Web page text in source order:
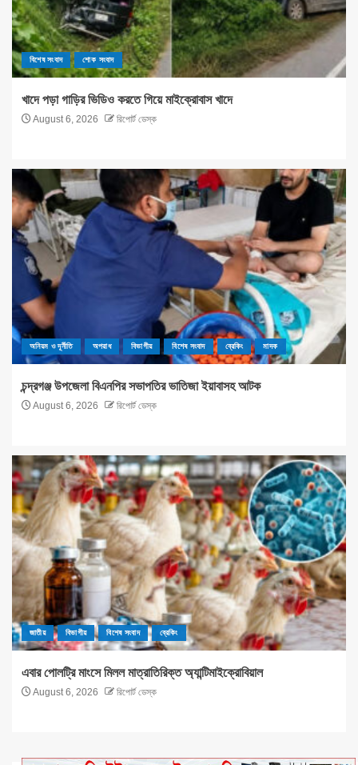
বিশেষ সংবাদ শোক সংবাদ
খাদে পড়া গাড়ির ভিডিও করতে গিয়ে মাইক্রোবাস খাদে
August 6, 2026 রিপোর্ট ডেস্ক
অনিয়ম ও দূর্নীতি অপরাধ বিভাগীয় বিশেষ সংবাদ ব্রেকিং মাদক
চন্দ্রগঞ্জ উপজেলা বিএনপির সভাপতির ভাতিজা ইয়াবাসহ আটক
August 6, 2026 রিপোর্ট ডেস্ক
জাতীয় বিভাগীয় বিশেষ সংবাদ ব্রেকিং
এবার পোলট্রি মাংসে মিলল মাত্রাতিরিক্ত অ্যান্টিমাইক্রোবিয়াল
August 6, 2026 রিপোর্ট ডেস্ক